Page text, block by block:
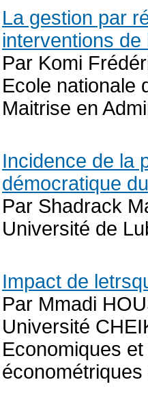
La gestion par
interventions
Par Komi
Ecole nationale
Maitrise en
Incidence de la
démocratique
Par Shadrack
Université de
Impact de
Par Mmadi
Université
Economiques
économétriques